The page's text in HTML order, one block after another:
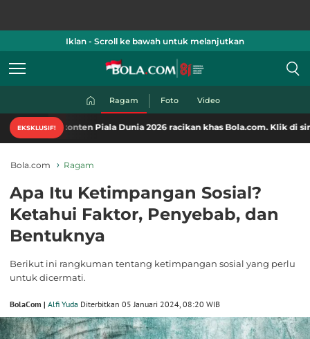
Iklan - Scroll ke bawah untuk melanjutkan
Ragam Foto Video
EKSKLUSIF!
Piala Dunia 2026 racikan khas Bola.com. Klik di sini!
Bola.com Ragam
Apa Itu Ketimpangan Sosial?
Ketahui Faktor, Penyebab, dan
Bentuknya
Berikut ini rangkuman tentang ketimpangan sosial yang perlu
untuk dicermati.
BolaCom | Alfi Yuda Diterbitkan 05 Januari 2024, 08:20 WIB